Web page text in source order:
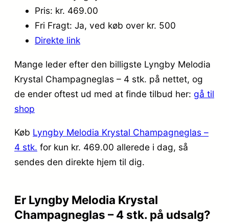
Pris: kr. 469.00
Fri Fragt: Ja, ved køb over kr. 500
Direkte link
Mange leder efter den billigste Lyngby Melodia
Krystal Champagneglas – 4 stk. på nettet, og
de ender oftest ud med at finde tilbud her: gå til
shop
Køb Lyngby Melodia Krystal Champagneglas –
4 stk. for kun kr. 469.00 allerede i dag, så
sendes den direkte hjem til dig.
Er Lyngby Melodia Krystal
Champagneglas – 4 stk. på udsalg?